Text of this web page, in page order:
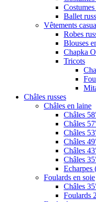
Costumes
Ballet
Vêtements
Robes
Blouses
Chapka
Tricots
Châles russes
Châles en laine
Châles
Châles
Châles
Châles
Châles
Châles
Echarpes
Foulards en soie
Châles
Foulards